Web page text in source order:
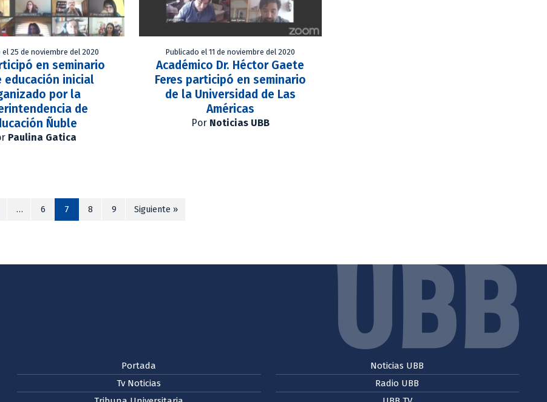
el 25 de noviembre del 2020
en seminario
educación inicial
por la
de
Ñuble
Paulina Gatica
Publicado el 11 de noviembre del 2020
Académico Dr. Héctor Gaete
Feres participó en seminario
de la Universidad de Las
Américas
Por Noticias UBB
… 6 7 8 9 Siguiente »
Portada
Tv Noticias
Noticias UBB
Radio UBB